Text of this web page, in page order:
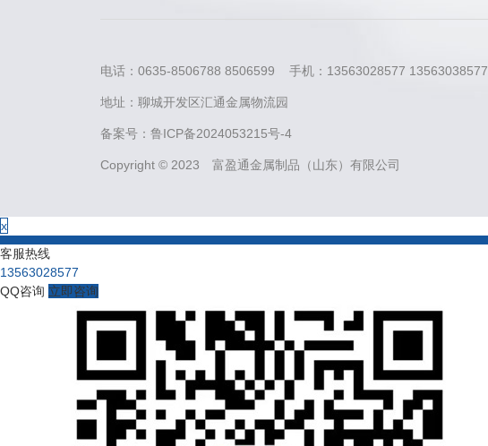
电话：0635-8506788 8506599 手机：13563028577 13563038577
地址：聊城开发区汇通金属物流园
备案号： 鲁ICP备2024053215号-4
Copyright © 2023 富盈通金属制品（山东）有限公司
x
客服热线
13563028577
QQ咨询 立即咨询